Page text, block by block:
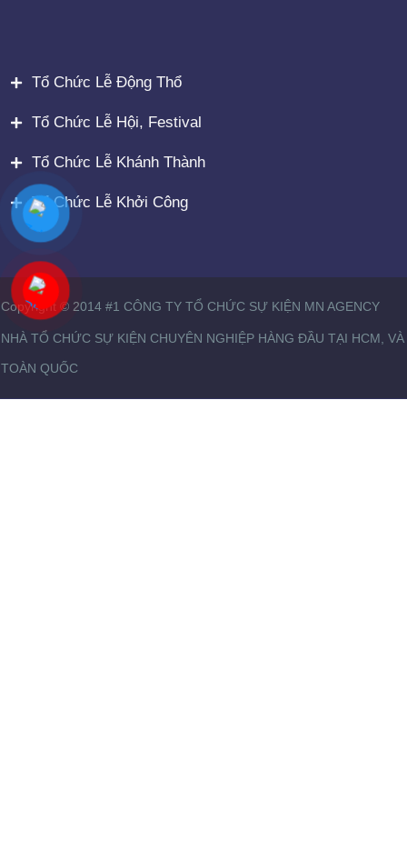
Tổ Chức Lễ Động Thổ
Tổ Chức Lễ Hội, Festival
Tổ Chức Lễ Khánh Thành
Tổ Chức Lễ Khởi Công
Copyright © 2014 #1 CÔNG TY TỔ CHỨC SỰ KIỆN MN AGENCY
NHÀ TỔ CHỨC SỰ KIỆN CHUYÊN NGHIỆP HÀNG ĐẦU TẠI HCM, VÀ
TOÀN QUỐC